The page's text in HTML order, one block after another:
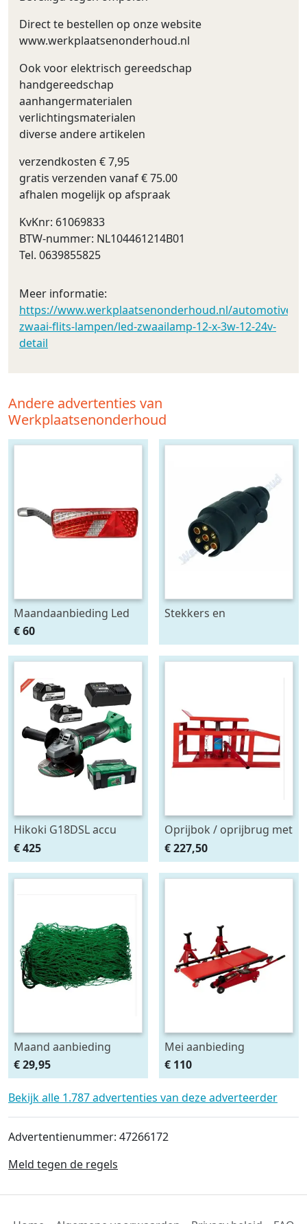
Direct te bestellen op onze website
www.werkplaatsenonderhoud.nl
Ook voor elektrisch gereedschap
handgereedschap
aanhangermaterialen
verlichtingsmaterialen
diverse andere artikelen
verzendkosten € 7,95
gratis verzenden vanaf € 75.00
afhalen mogelijk op afspraak
KvKnr: 61069833
BTW-nummer: NL104461214B01
Tel. 0639855825
Meer informatie:
https://www.werkplaatsenonderhoud.nl/automotive/
zwaai-flits-lampen/led-zwaailamp-12-x-3w-12-24v-
detail
Andere advertenties van
Werkplaatsenonderhoud
Maandaanbieding Led
achterlicht 12-24V links
m. breedtelamp
€ 60
Stekkers en
Hikoki G18DSL accu
haakse slijper (2x5Ah +
HSCII)
€ 425
Oprijbok / oprijbrug met
ingebouwde krik. set
2stuks
€ 227,50
Maand aanbieding
Afdeknet 4x2 mtr maas
4.5 x 4.5 cm
€ 29,95
Mei aanbieding
Monteursligkar+2 tons
krik + 2 assteunen
€ 110
Bekijk alle 1.787 advertenties van deze adverteerder
Advertentienummer: 47266172
Meld tegen de regels